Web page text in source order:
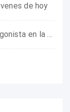
de hoy